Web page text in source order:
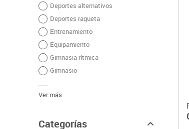
Plastifica, encuaderna, destruye
Papel y manipulados
Deportes alternativos
Deportes raqueta
Entrenamiento
Equipamiento
Gimnasia rítmica
Gimnasio
Ver más
Categorías